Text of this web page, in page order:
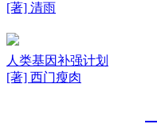
[著] 清雨
人类基因补强计划
[著] 西门瘦肉